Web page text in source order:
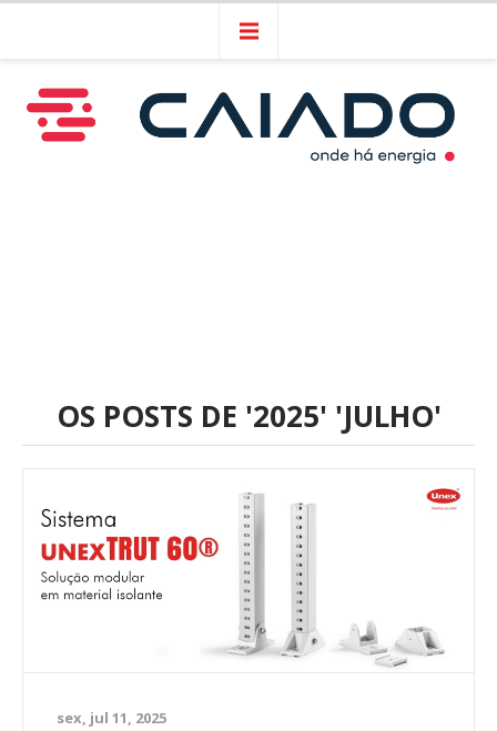
OS POSTS DE '2025' 'JULHO'
sex, jul 11, 2025